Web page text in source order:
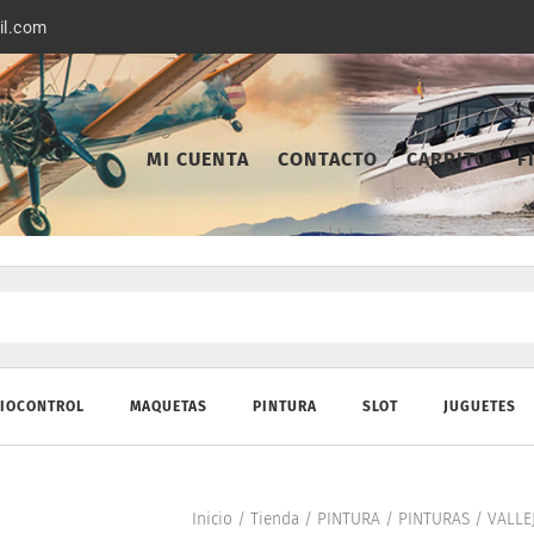
MI CUENTA CONTACTO CARRITO
MAQUETAS PINTURA SLOT JUGUETES
Inicio / Tienda/ PINTURA/ PINTURAS/